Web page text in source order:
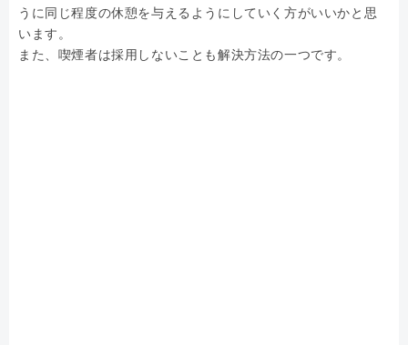
うに同じ程度の休憩を与えるようにしていく方がいいかと思
います。
また、喫煙者は採用しないことも解決方法の一つです。